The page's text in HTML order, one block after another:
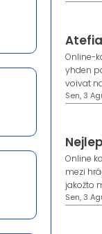
Online-
yhden
voivat
Sen, 3
Online
mezi
jakožto
Sen, 3